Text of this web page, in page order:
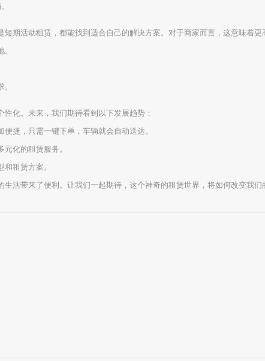
期活动租赁，都能找到适合自己的解决方案。对于商家而言，这意味着更
化。未来，我们期待看到以下发展趋势：
捷，只需一键下单，车辆就会自动送达。
化的租赁服务。
租赁方案。
活带来了便利。让我们一起期待，这个神奇的租赁世界，将如何改变我们